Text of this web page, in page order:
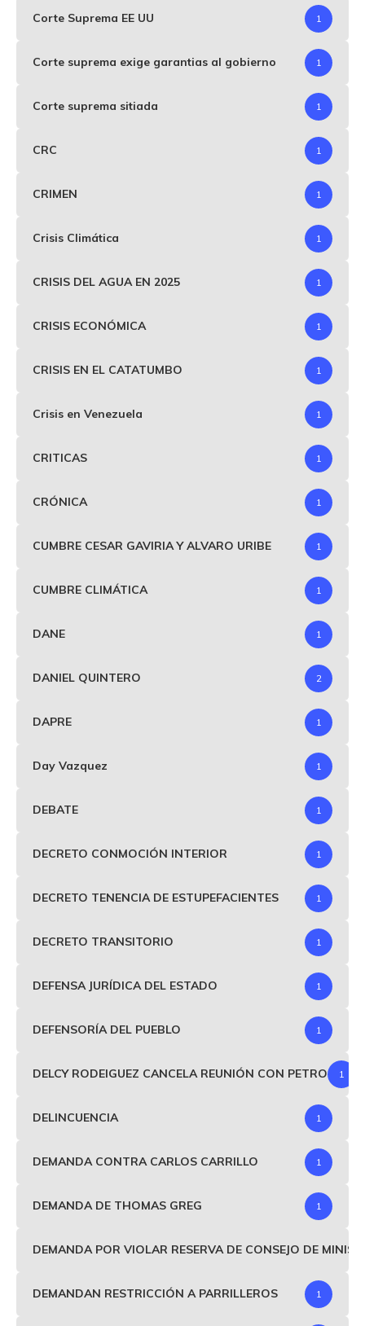
Corte Suprema EE UU 1
Corte suprema exige garantias al gobierno 1
Corte suprema sitiada 1
CRC 1
CRIMEN 1
Crisis Climática 1
CRISIS DEL AGUA EN 2025 1
CRISIS ECONÓMICA 1
CRISIS EN EL CATATUMBO 1
Crisis en Venezuela 1
CRITICAS 1
CRÓNICA 1
CUMBRE CESAR GAVIRIA Y ALVARO URIBE 1
CUMBRE CLIMÁTICA 1
DANE 1
DANIEL QUINTERO 2
DAPRE 1
Day Vazquez 1
DEBATE 1
DECRETO CONMOCIÓN INTERIOR 1
DECRETO TENENCIA DE ESTUPEFACIENTES 1
DECRETO TRANSITORIO 1
DEFENSA JURÍDICA DEL ESTADO 1
DEFENSORÍA DEL PUEBLO 1
DELCY RODEIGUEZ CANCELA REUNIÓN CON PETRO 1
DELINCUENCIA 1
DEMANDA CONTRA CARLOS CARRILLO 1
DEMANDA DE THOMAS GREG 1
DEMANDA POR VIOLAR RESERVA DE CONSEJO DE
DEMANDAN RESTRICCIÓN A PARRILLEROS 1